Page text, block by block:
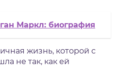
Маркл: биография
жизнь, которой с
не так, как ей